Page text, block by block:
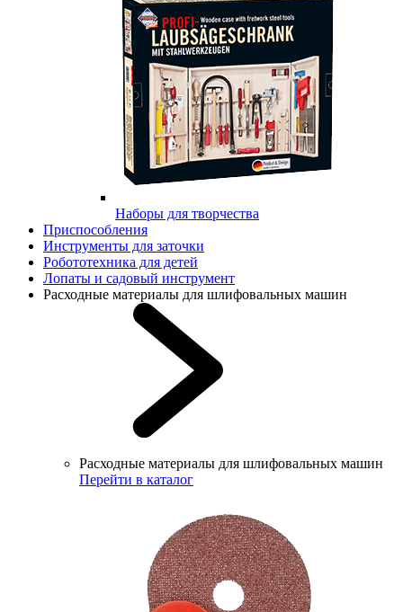
Наборы для творчества
Приспособления
Инструменты для заточки
Робототехника для детей
Лопаты и садовый инструмент
Расходные материалы для шлифовальных машин
Расходные материалы для шлифовальных машин
Перейти в каталог